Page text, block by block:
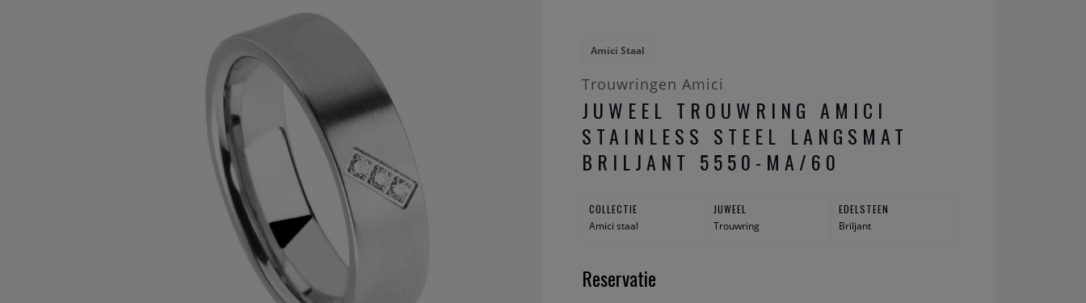
Amici Staal
Trouwringen Amici
JUWEEL TROUWRING AMICI
STAINLESS STEEL LANGSMAT
BRILJANT 5550-MA/60
COLLECTIE
Amici staal
JUWEEL
Trouwring
EDELSTEEN
Briljant
Reservatie